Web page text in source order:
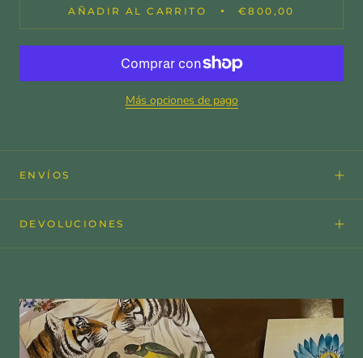
AÑADIR AL CARRITO €800,00
Más opciones de pago
ENVÍOS
DEVOLUCIONES